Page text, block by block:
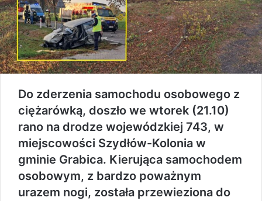
Do zderzenia samochodu osobowego z
ciężarówką, doszło we wtorek (21.10)
rano na drodze wojewódzkiej 743, w
miejscowości Szydłów-Kolonia w
gminie Grabica. Kierująca samochodem
osobowym, z bardzo poważnym
urazem nogi, została przewieziona do